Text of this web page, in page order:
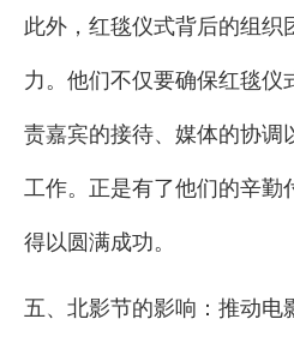
此外，红毯仪式背后的组织
力。他们不仅要确保红毯仪
责嘉宾的接待、媒体的协调
工作。正是有了他们的辛勤
得以圆满成功。
五、北影节的影响：推动电